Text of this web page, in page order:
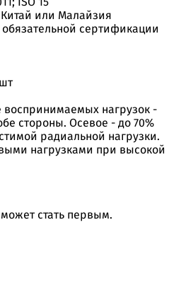
или Малайзия
сертификации
нагрузок -
стороны. Осевое - до 70%
радиальной нагрузки.
нагрузками при высокой
стать первым.